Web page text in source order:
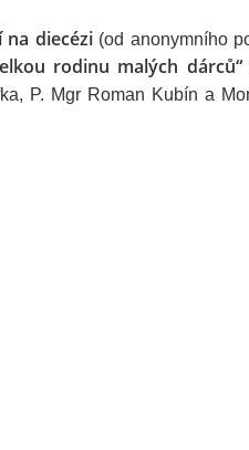
diecézi(od anonymního
rodinu malých dárců“
P. Mgr Roman Kubín a